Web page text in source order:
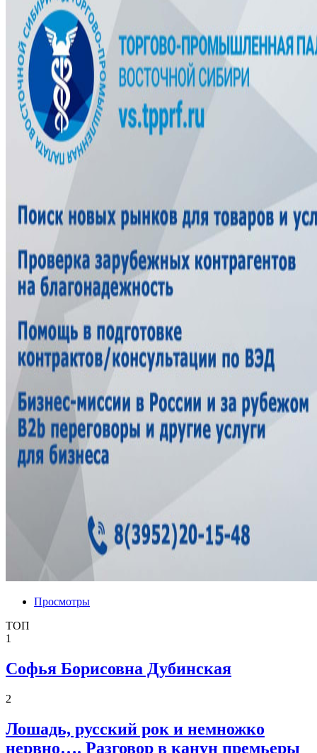
Просмотры
ТОП
1
Софья Борисовна Дубинская
2
Лошадь, русский рок и немножко
нервно…. Разговор в канун премьеры